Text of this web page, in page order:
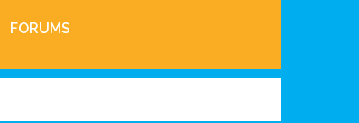
FORUMS